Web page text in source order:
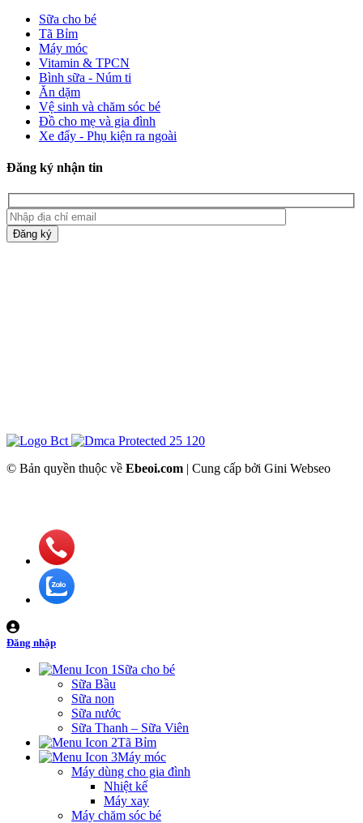
Sữa cho bé
Tã Bỉm
Máy móc
Vitamin & TPCN
Bình sữa - Núm ti
Ăn dặm
Vệ sinh và chăm sóc bé
Đồ cho mẹ và gia đình
Xe đẩy - Phụ kiện ra ngoài
Đăng ký nhận tin
Đăng ký
© Bản quyền thuộc về Ebeoi.com | Cung cấp bởi Gini Webseo
Đăng nhập
Sữa cho bé
Sữa Bầu
Sữa non
Sữa nước
Sữa Thanh – Sữa Viên
Tã Bỉm
Máy móc
Máy dùng cho gia đình
Nhiệt kế
Máy xay
Máy chăm sóc bé